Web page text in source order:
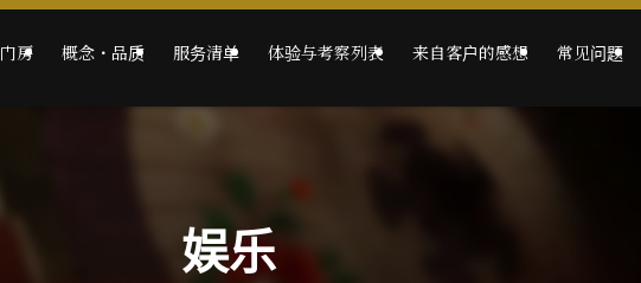
门房 概念・品质 服务清单 体验与考察列表 来自客户的感想 常见问题
娱乐